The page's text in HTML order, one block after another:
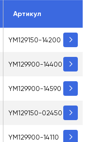
Артикул
YM129150-14200
YM129900-14400
YM129900-14590
YM129150-02450
YM129900-14110